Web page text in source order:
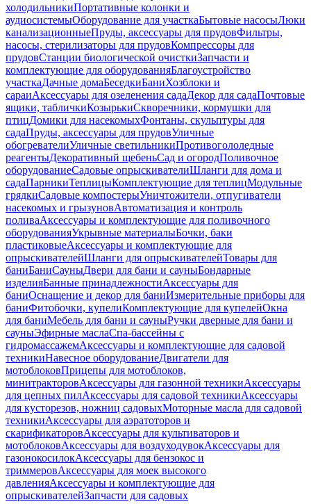
холодильникиПортативные колонки и
аудиосистемыОборудование для участкаБытовые насосыЛюки
канализационныеПруды, аксессуары для прудовФильтры,
насосы, стерилизаторы для прудовКомпрессоры для
прудовСтанции биологической очисткиЗапчасти и
комплектующие для оборудованияБлагоустройство
участкаДачные домаБеседкиБаниХозблоки и
сараиАксессуары для озеленения садаДекор для садаПочтовые
ящики, табличкиКозырькиСкворечники, кормушки для
птицДомики для насекомыхФонтаны, скульптуры для
садаПруды, аксессуары для прудовУличные
обогревателиУличные светильникиПротивогололедные
реагентыДекоративный щебеньСад и огородПоливочное
оборудованиеСадовые опрыскивателиШланги для дома и
садаПарникиТеплицыКомплектующие для теплицМодульные
грядкиСадовые компостерыУничтожители, отпугиватели
насекомых и грызуновАвтоматизация и контроль
поливаАксессуары и комплектующие для поливочного
оборудованияУкрывные материалыБочки, баки
пластиковыеАксессуары и комплектующие для
опрыскивателейШланги для опрыскивателейТовары для
баниБаниСауныДвери для бани и сауныБондарные
изделияБанные принадлежностиАксессуары для
баниОснащение и декор для баниИзмерительные приборы для
баниФитобочки, купелиКомплектующие для купелейОкна
для баниМебель для бани и сауныРучки дверные для бани и
сауныЭфирные маслаСпа-бассейны с
гидромассажемАксессуары и комплектующие для садовой
техникиНавесное оборудованиеДвигатели для
мотоблоковПрицепы для мотоблоков,
минитракторовАксессуары для газонной техникиАксессуары
для цепных пилАксессуары для садовой техникиАксессуары
для кусторезов, ножниц садовыхМоторные масла для садовой
техникиАксессуары для аэратоторов и
скарификаторовАксессуары для культиваторов и
мотоблоковАксессуары для воздуходувокАксессуары для
газонокосилокАксессуары для бензокос и
триммеровАксессуары для моек высокого
давленияАксессуары и комплектующие для
опрыскивателейЗапчасти для садовых